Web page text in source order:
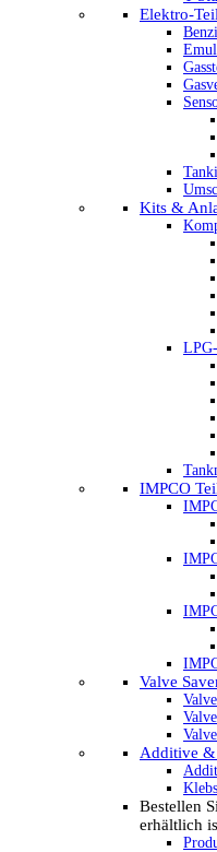
Elektro-
Kits &
IMPCO
Valve
Additive
Bestellen
erhältlich